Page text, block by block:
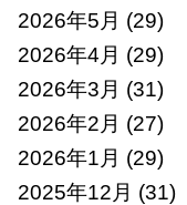
2026年5月 (29)
2026年4月 (29)
2026年3月 (31)
2026年2月 (27)
2026年1月 (29)
2025年12月 (31)